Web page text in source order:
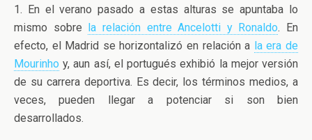
1. En el verano pasado a estas alturas se apuntaba lo
mismo sobre la relación entre Ancelotti y Ronaldo. En
efecto, el Madrid se horizontalizó en relación a la era de
Mourinho y, aun así, el portugués exhibió la mejor versión
de su carrera deportiva. Es decir, los términos medios, a
veces, pueden llegar a potenciar si son bien
desarrollados.